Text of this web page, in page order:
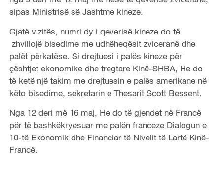
sipas Ministrisë së Jashtme kineze.
Gjatë vizitës, numri dy i qeverisë kineze do të
zhvillojë bisedime me udhëheqësit zviceranë dhe
palët përkatëse. Si drejtuesi i palës kineze për
çështjet ekonomike dhe tregtare Kinë-SHBA, He do
të ketë një takim me drejtuesin e palës amerikane në
këto bisedime, sekretarin e Thesarit Scott Bessent.
Nga 12 deri më 16 maj, He do të gjendet në Francë
për të bashkëkryesuar me palën franceze Dialogun e
10-të Ekonomik dhe Financiar të Nivelit të Lartë Kinë-
Francë.